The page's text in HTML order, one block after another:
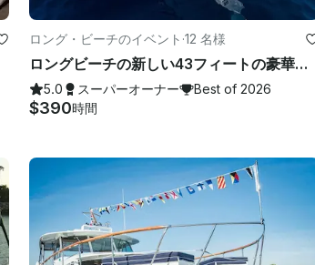
ロング・ビーチのイベント ·12 名様
ロングビーチの新しい43フィートの豪華ヨットチャーター-ハーバークルーズ-カタリナ島
5.0 スーパーオーナー Best of 2026
$390時間